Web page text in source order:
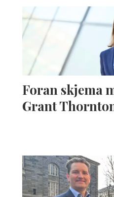
Foran skjema
Grant